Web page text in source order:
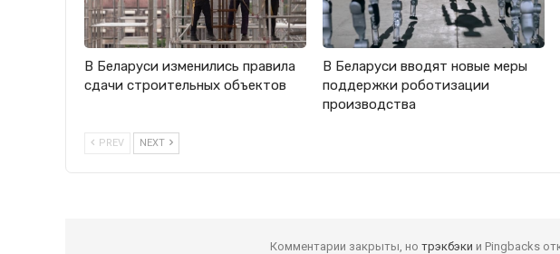
В Беларуси изменились правила
сдачи строительных объектов
В Беларуси вводят новые меры
поддержки роботизации
производства
PREV NEXT
Комментарии закрыты, но трэкбэки и Pingbacks